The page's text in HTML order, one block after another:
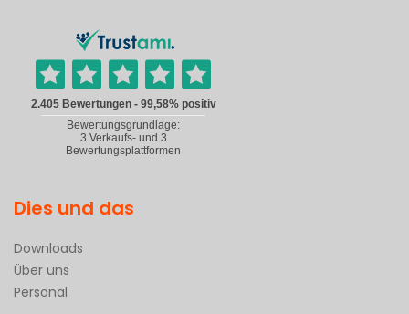
Dies und das
Downloads
Über uns
Personal